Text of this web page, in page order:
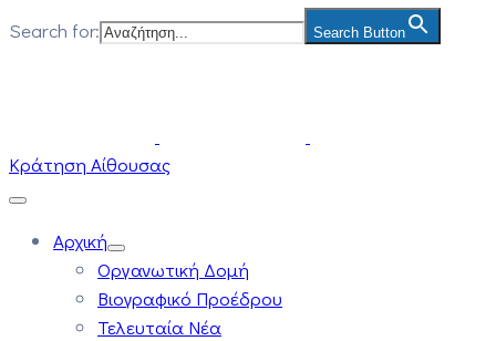
Search for: Search Button
Κράτηση Αίθουσας
Αρχική
Οργανωτική Δομή
Βιογραφικό Προέδρου
Τελευταία Νέα